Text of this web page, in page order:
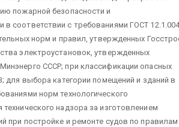
пожарной безопасности и
в соответствии с требованиями ГОСТ
норм и правил, утвержденных
электроустановок, утвержденных
СССР; при классификации опасных
для выбора категории помещений и зданий в
норм технологического
надзора за изготовлением
при постройке и ремонте судов по правилам